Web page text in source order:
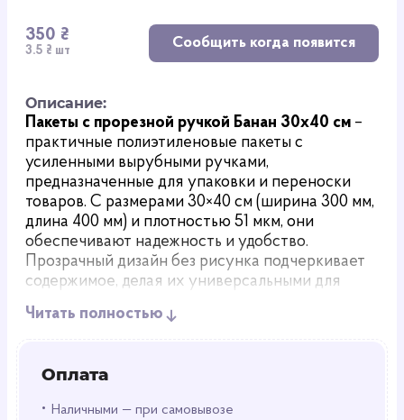
350 ₴
3.5 ₴ шт
Сообщить когда появится
Оплата
• Наличными — при самовывозе
Описание:
Пакеты с прорезной ручкой Банан 30х40 см –
практичные полиэтиленовые пакеты с
усиленными вырубными ручками,
предназначенные для упаковки и переноски
товаров. С размерами 30×40 см (ширина 300 мм,
длина 400 мм) и плотностью 51 мкм, они
обеспечивают надежность и удобство.
Прозрачный дизайн без рисунка подчеркивает
содержимое, делая их универсальными для
различных задач.
усиленные ручки выдерживают значительный
вес без деформации.
Читать полностью